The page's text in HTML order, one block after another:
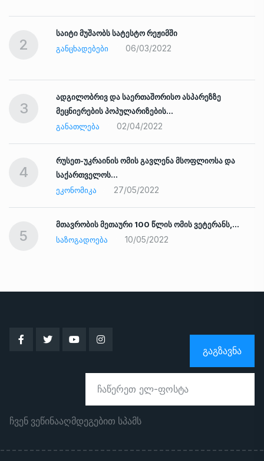
2
საიტი მუშაობს სატესტო რეჟიმში
ᲒᲐᲜᲪᲮᲐᲓᲔᲑᲔᲑᲘ
06/03/2022
3
ადგილობრივ და საერთაშორისო ასპარეზზე
მეცნიერების პოპულარიზების…
ᲒᲐᲜᲐᲗᲚᲔᲑᲐ
02/04/2022
4
რუსეთ-უკრაინის ომის გავლენა მსოფლიოსა და
საქართველოს…
ᲔᲙᲝᲜᲝᲛᲘᲙᲐ
27/05/2022
5
მთავრობის მეთაური 100 წლის ომის ვეტერანს,…
ᲡᲐᲖᲝᲒᲐᲓᲝᲔᲑᲐ
10/05/2022
ᲒᲐᲒᲖᲐᲕᲜᲐ
ჩვენ ვეწინააღმდეგებით სპამს